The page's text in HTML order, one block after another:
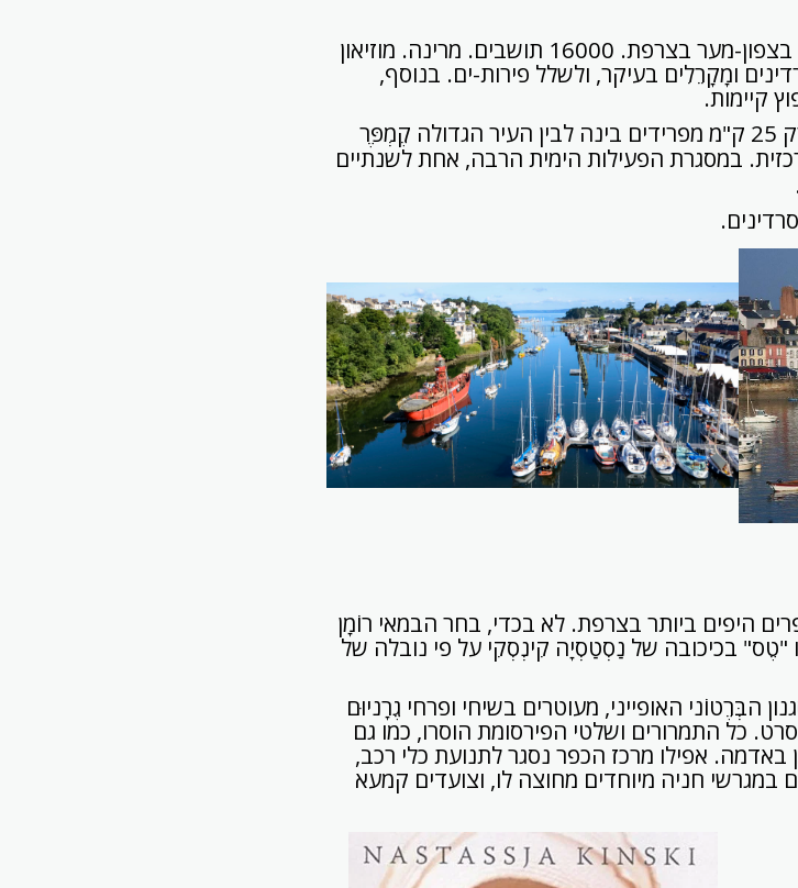
עיר נמל במחוז פִינִיסְטֶר שבחבל בְּרֶטָאנִי בצפון-מער בצרפת. 16000 תושבים. מרינה. מוזיאון
ומָקָרֵלִים בעיקר, ולשלל פירות-ים. בנוסף,
קיימות.
במסגרת הפעילות הימית הרבה, אחת לשנתיים
נבחר מידי שנה כאחד מ-50 הכפרים היפים ביותר בצרפת. לא בכדי, בחר הבמאי רוֹמָן
בו את סרטו "טֶס" בכיכובה של נַסְטַסְיָה קִינְסְקִי על פי נובלה של
הבְּרֶטוֹני האופייני, מעוטרים בשיחי ופרחי גֶרָניוּם
כל התמרורים ושלטי הפירסומת הוסרו, כמו גם
אפילו מרכז הכפר נסגר לתנועת כלי רכב,
חניה מיוחדים מחוצה לו, וצועדים קמעא